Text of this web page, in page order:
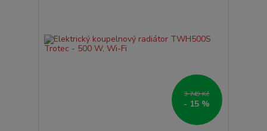
3 749 Kč
- 15 %